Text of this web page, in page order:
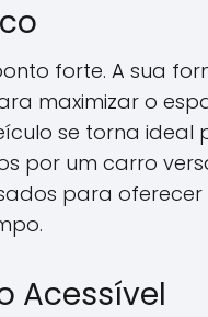
forte. A sua
maximizar o
se torna ideal
por um carro
para
Acessível